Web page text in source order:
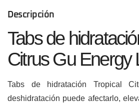
Descripción
Tabs de
Citrus Gu Energy
Tabs de hidratación Tropical
deshidratación puede afectarlo,